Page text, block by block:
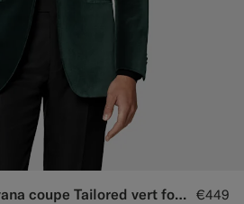
Veste de smoking Havana coupe Tailored vert foncé €449